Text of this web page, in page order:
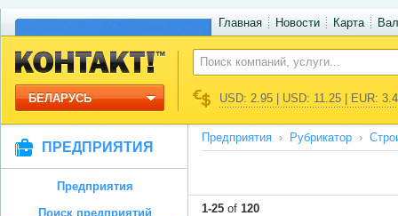
Главная Новости Карта
БЕЛАРУСЬ USD: 2.95 | USD: 11.25 | EUR:
ПРЕДПРИЯТИЯ
Предприятия
Поиск предприятий
Предприятия Рубрикатор
1-25 of 120